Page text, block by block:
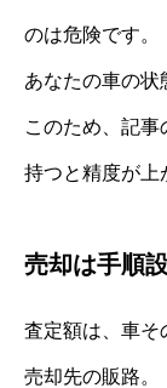
のは危険です。
あなたの車の状
このため、記
持つと精度が上
売却は手順
査定額は、車そ
売却先の販路。